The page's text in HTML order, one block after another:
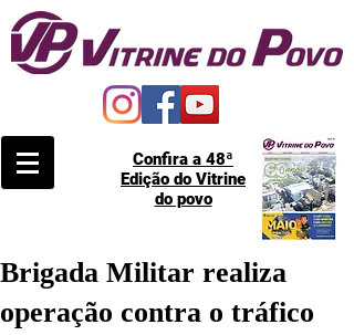
Confira a 48ª
Edição do Vitrine
do povo
Brigada Militar realiza
operação contra o tráfico